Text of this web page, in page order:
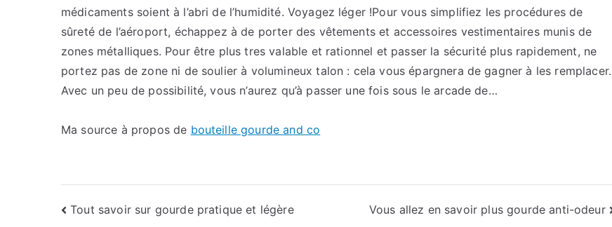
médicaments soient à l’abri de l’humidité. Voyagez léger !Pour vous simplifiez les procédures de
sûreté de l’aéroport, échappez à de porter des vêtements et accessoires vestimentaires munis de
zones métalliques. Pour être plus tres valable et rationnel et passer la sécurité plus rapidement, ne
portez pas de zone ni de soulier à volumineux talon : cela vous épargnera de gagner à les remplacer.
Avec un peu de possibilité, vous n’aurez qu’à passer une fois sous le arcade de…
Ma source à propos de bouteille gourde and co
Navigation
Tout savoir sur gourde pratique et légère Vous allez en savoir plus gourde anti-odeur